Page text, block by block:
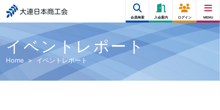
大連日本商工会
会員検索 入会案内 ログイン MENU
イベントレポート
Home イベントレポート